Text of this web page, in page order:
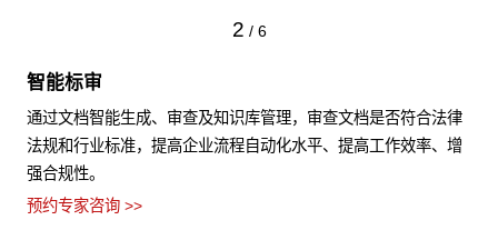
2 / 6
智能标审
通过文档智能生成、审查及知识库管理，审查文档是否符合法律
法规和行业标准，提高企业流程自动化水平、提高工作效率、增
强合规性。
预约专家咨询 >>